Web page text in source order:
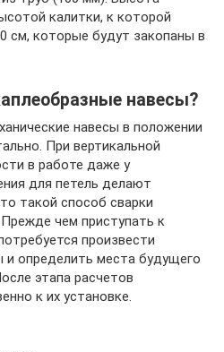
калитки, к которой
см, которые будут закопаны в
навесы?
навесы в положении
При вертикальной
в работе даже у
для петель делают
такой способ сварки
чем приступать к
произвести
и определить места будущего
этапа расчетов
к их установке.